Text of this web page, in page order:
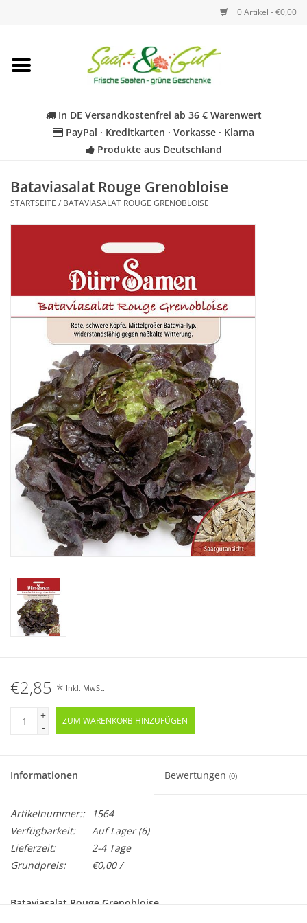
0 Artikel - €0,00
Startseite
Kräuter
Geschenkideen
In DE Versandkostenfrei ab 36 € Warenwert
PayPal · Kreditkarten · Vorkasse · Klarna
Produkte aus Deutschland
Bataviasalat Rouge Grenobloise
STARTSEITE / BATAVIASALAT ROUGE GRENOBLOISE
€2,85 * Inkl. MwSt.
+
-
ZUM WARENKORB HINZUFÜGEN
Informationen Bewertungen (0)
Artikelnummer::
1564
Verfügbarkeit:
Auf Lager(6)
Lieferzeit:
2-4 Tage
Grundpreis:
€0,00 /
Bataviasalat Rouge Grenobloise